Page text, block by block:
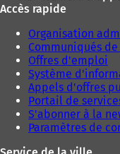
Accès rapide
Organisation
Communiqués de
Offres d'emploi
Système
Appels d'offres
Portail de
S'abonner à la
Paramètres de